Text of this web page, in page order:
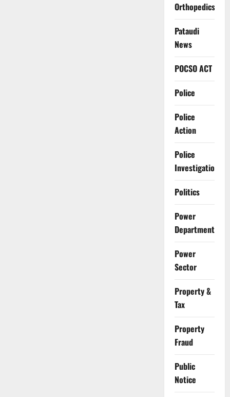
Orthopedics
Pataudi
News
POCSO ACT
Police
Police
Action
Police
Investigation
Politics
Power
Department
Power
Sector
Property &
Tax
Property
Fraud
Public
Notice